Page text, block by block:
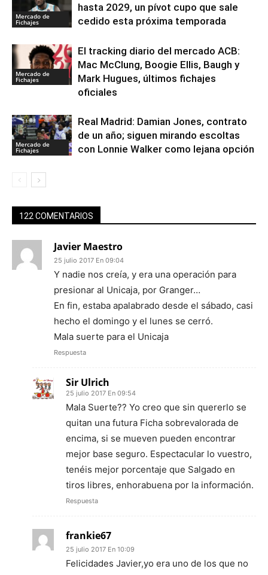
Mercado de
Fichajes
hasta 2029, un pívot cupo que sale
cedido esta próxima temporada
Mercado de
Fichajes
El tracking diario del mercado ACB:
Mac McClung, Boogie Ellis, Baugh y
Mark Hugues, últimos fichajes
oficiales
Mercado de
Fichajes
Real Madrid: Damian Jones, contrato
de un año; siguen mirando escoltas
con Lonnie Walker como lejana opción
122 COMENTARIOS
Javier Maestro
25 julio 2017 En 09:04
Y nadie nos creía, y era una operación para
presionar al Unicaja, por Granger…
En fin, estaba apalabrado desde el sábado, casi
hecho el domingo y el lunes se cerró.
Mala suerte para el Unicaja
Respuesta
Sir Ulrich
25 julio 2017 En 09:54
Mala Suerte?? Yo creo que sin quererlo se
quitan una futura Ficha sobrevalorada de
encima, si se mueven pueden encontrar
mejor base seguro. Espectacular lo vuestro,
tenéis mejor porcentaje que Salgado en
tiros libres, enhorabuena por la información.
Respuesta
frankie67
25 julio 2017 En 10:09
Felicidades Javier,yo era uno de los que no